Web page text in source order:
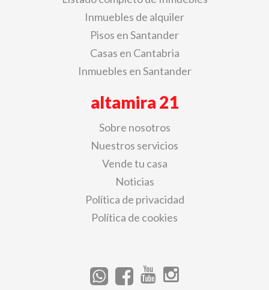
Inmuebles de alquiler
Pisos en Santander
Casas en Cantabria
Inmuebles en Santander
altamira 21
Sobre nosotros
Nuestros servicios
Vende tu casa
Noticias
Política de privacidad
Política de cookies